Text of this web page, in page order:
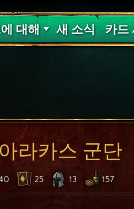
대해
원
새 소식 카드
핏빛
라카스 군단
25 13 157